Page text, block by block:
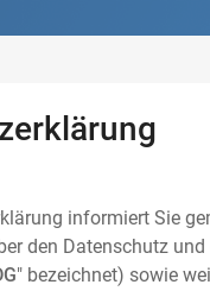
informiert Sie
den Datenschutz
" bezeichnet) sowie